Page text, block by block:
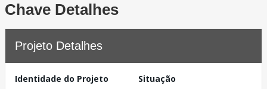
Chave Detalhes
Projeto Detalhes
Identidade do Projeto
Situação